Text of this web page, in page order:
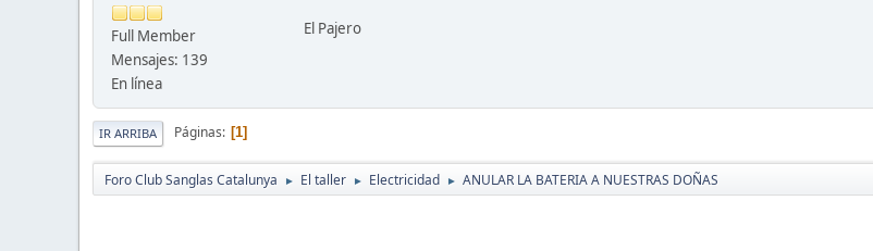
Full Member
Mensajes: 139
En línea
El Pajero
IR ARRIBA Páginas 1
Foro Club Sanglas Catalunya ► El taller ► Electricidad ► ANULAR LA BATERIA A NUESTRAS DOÑAS